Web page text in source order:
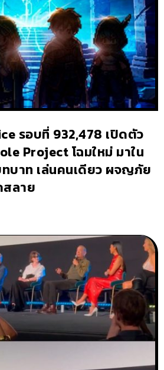
รอบที่ 932,478 เปิดตัว
Project โฉมใหม่ มาใน
บาท เล่นคนเดียว ผจญภัย
สลาย